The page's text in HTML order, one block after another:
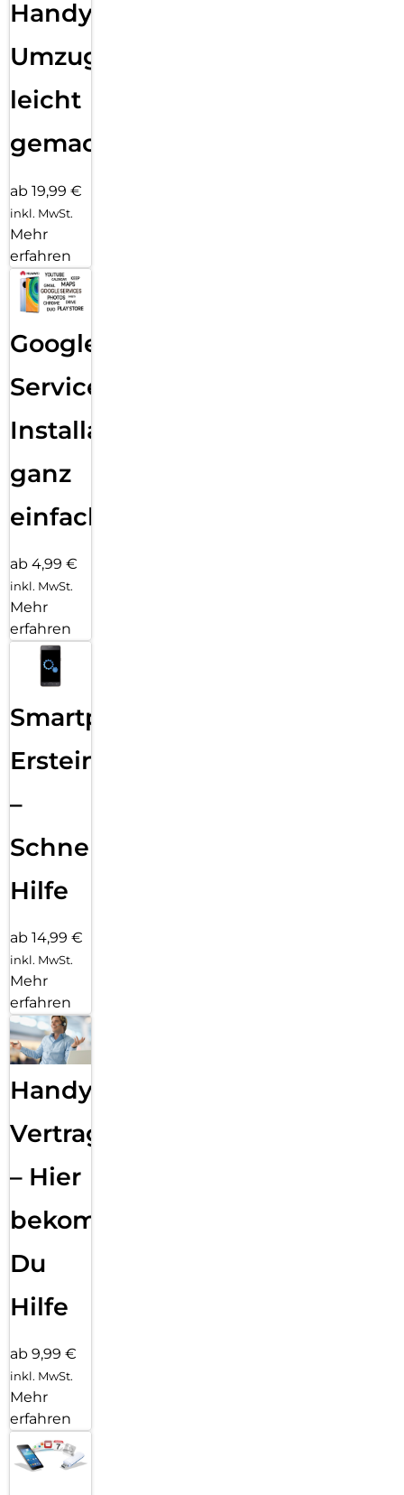
Handy
Umzug
leicht
gemacht!
ab 19,99 €
inkl. MwSt.
Mehr
erfahren
Google
Services
Installation
ganz
einfach
ab 4,99 €
inkl. MwSt.
Mehr
erfahren
Smartphone
Ersteinrichtung
–
Schnelle
Hilfe
ab 14,99 €
inkl. MwSt.
Mehr
erfahren
Handy
Vertragsabwicklung
– Hier
bekommst
Du
Hilfe
ab 9,99 €
inkl. MwSt.
Mehr
erfahren